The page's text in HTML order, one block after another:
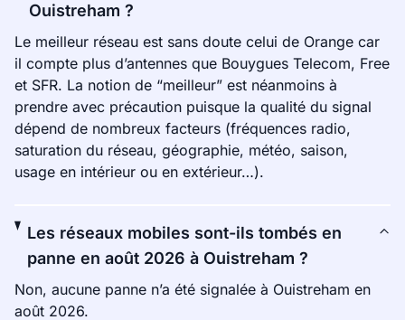
Ouistreham ?
Le meilleur réseau est sans doute celui de Orange car
il compte plus d’antennes que Bouygues Telecom, Free
et SFR. La notion de “meilleur” est néanmoins à
prendre avec précaution puisque la qualité du signal
dépend de nombreux facteurs (fréquences radio,
saturation du réseau, géographie, météo, saison,
usage en intérieur ou en extérieur…).
Les réseaux mobiles sont-ils tombés en
panne en août 2026 à Ouistreham ?
Non, aucune panne n’a été signalée à Ouistreham en
août 2026.